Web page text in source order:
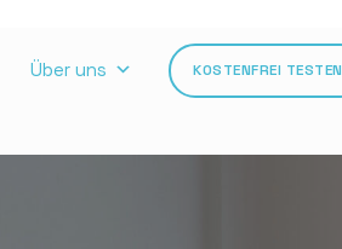
Über uns KOSTENFREI TESTEN